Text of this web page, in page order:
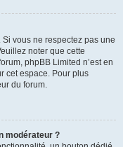
vous ne respectez pas une
noter que cette
phpBB Limited n’est en
cet espace. Pour plus
du forum.
modérateur ?